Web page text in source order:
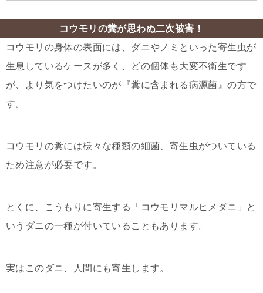
コウモリの糞が思わぬ二次被害！
コウモリの身体の表面には、ダニやノミといった寄生虫が
生息しているケースが多く、どの個体も大変不衛生です
が、より気をつけたいのが『糞に含まれる病源菌』の方で
す。
コウモリの糞には様々な種類の細菌、寄生虫がついている
ため注意が必要です。
とくに、こうもりに寄生する「コウモリマルヒメダニ」と
いうダニの一種が付いていることもあります。
実はこのダニ、人間にも寄生します。